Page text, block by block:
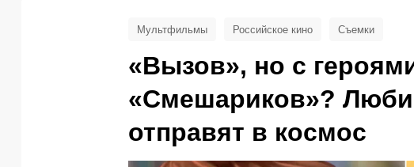
«Вызов», но с
«Смешариков»?
отправят в космос
Мультфильмы Российское кино Съемки